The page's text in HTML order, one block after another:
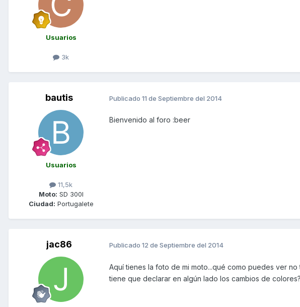
Usuarios
3k
bautis
Usuarios
11,5k
Moto: SD 300I
Ciudad: Portugalete
Publicado 11 de Septiembre del 2014
Bienvenido al foro :beer
jac86 Publicado 12 de Septiembre del 2014
Aquí tienes la foto de mi moto...qué como puedes ver
tiene que declarar en algún lado los cambios de